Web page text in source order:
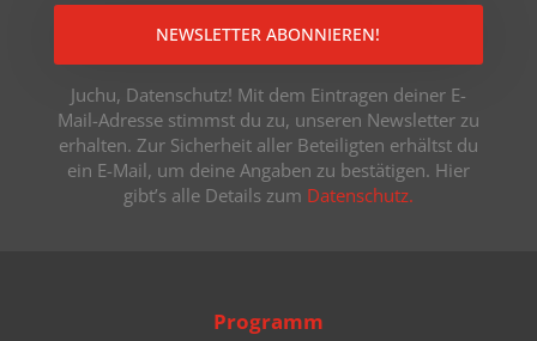
NEWSLETTER ABONNIEREN!
Juchu, Datenschutz! Mit dem Eintragen deiner E-
Mail-Adresse stimmst du zu, unseren Newsletter zu
erhalten. Zur Sicherheit aller Beteiligten erhältst du
ein E-Mail, um deine Angaben zu bestätigen. Hier
gibt’s alle Details zum Datenschutz.
Programm